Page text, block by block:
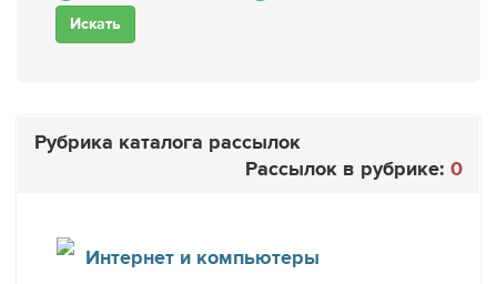
Рубрика каталога рассылок
Рассылок в рубрике: 0
Интернет и компьютеры